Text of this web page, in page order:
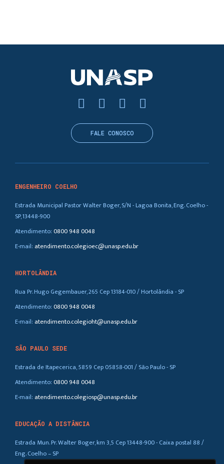
ENGENHEIRO COELHO
Estrada Municipal Pastor Walter Boger, S/N - Lagoa Bonita, Eng. Coelho -
SP, 13448-900
Atendimento:0800 948 0048
E-mail: atendimento.colegioec@unasp.edu.br
HORTOLÂNDIA
Rua Pr. Hugo Gegembauer, 265 Cep 13184-010 / Hortolândia - SP
Atendimento:0800 948 0048
E-mail: atendimento.colegioht@unasp.edu.br
SÃO PAULO SEDE
Estrada de Itapecerica, 5859 Cep 05858-001 / São Paulo - SP
Atendimento:0800 948 0048
E-mail: atendimento.colegiosp@unasp.edu.br
EDUCAÇÃO A DISTÂNCIA
Estrada Mun. Pr. Walter Boger, km 3,5 Cep 13448-900 - Caixa postal 88 /
Eng. Coelho – SP
FALE CONOSCO